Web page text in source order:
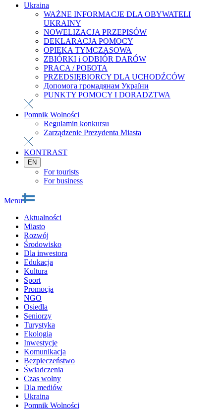
Ukraina
WAŻNE INFORMACJE DLA OBYWATELI
UKRAINY
NOWELIZACJA PRZEPISÓW
DEKLARACJA POMOCY
OPIEKA TYMCZASOWA
ZBIÓRKI i ODBIÓR DARÓW
PRACA / РОБОТА
PRZEDSIĘBIORCY DLA UCHODŹCÓW
Допомога громадянам України
PUNKTY POMOCY I DORADZTWA
Pomnik Wolności
Regulamin konkursu
Zarządzenie Prezydenta Miasta
KONTRAST
EN
For tourists
For business
Menu
Aktualności
Miasto
Rozwój
Środowisko
Dla inwestora
Edukacja
Kultura
Sport
Promocja
NGO
Osiedla
Seniorzy
Turystyka
Ekologia
Inwestycje
Komunikacja
Bezpieczeństwo
Świadczenia
Czas wolny
Dla mediów
Ukraina
Pomnik Wolności